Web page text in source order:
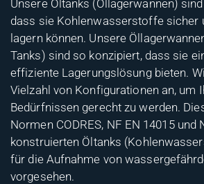
Unsere Öltanks (Öllagerwannen)
dass sie Kohlenwasserstoffe sicher
lagern können. Unsere
Tanks) sind so konzipiert, dass sie
effiziente Lagerungslösung bieten.
Vielzahl von Konfigurationen an, um
Bedürfnissen gerecht zu werden.
Normen CODRES, NF EN 14015 und
konstruierten Öltanks
für die Aufnahme von
vorgesehen.